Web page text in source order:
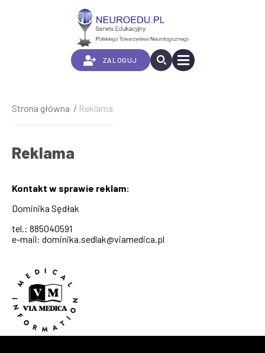
ZALOGUJ
Ścieżka
nawigacyjna
Strona główna Reklama
Reklama
Kontakt w sprawie reklam:
Dominika Sędłak
tel.: 885040591
e-mail: dominika.sedlak@viamedica.pl